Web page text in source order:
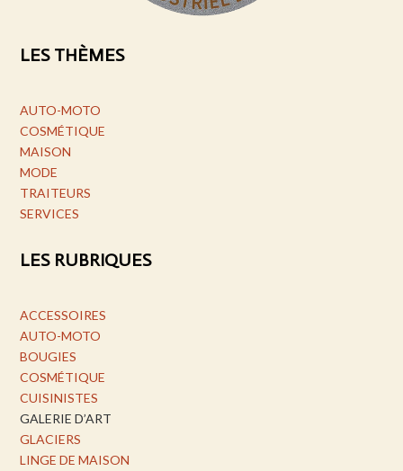
LES THÈMES
AUTO-MOTO
COSMÉTIQUE
MAISON
MODE
TRAITEURS
SERVICES
LES RUBRIQUES
ACCESSOIRES
AUTO-MOTO
BOUGIES
COSMÉTIQUE
CUISINISTES
GALERIE D’ART
GLACIERS
LINGE DE MAISON